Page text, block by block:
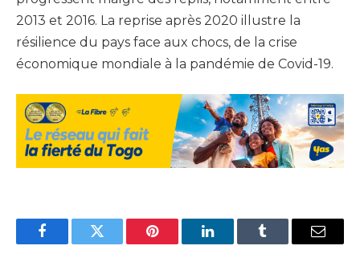
2013 et 2016. La reprise après 2020 illustre la
résilience du pays face aux chocs, de la crise
économique mondiale à la pandémie de Covid-19.
FacebookTwitter Pinterest LinkedInTumblr Email